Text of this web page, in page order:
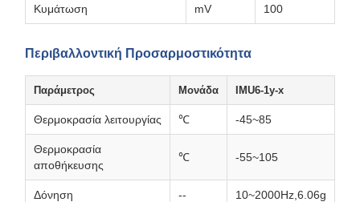
Κυμάτωση mV 100
Περιβαλλοντική Προσαρμοστικότητα
Παράμετρος Μονάδα IMU6-1y-x
Θερμοκρασία λειτουργίας ℃ -45~85
Θερμοκρασία
αποθήκευσης
℃ -55~105
Δόνηση -- 10~2000Hz,6.06g